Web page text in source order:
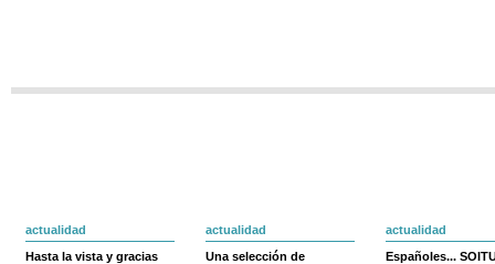
actualidad
Hasta la vista y gracias
actualidad
Una selección de
actualidad
Españoles...